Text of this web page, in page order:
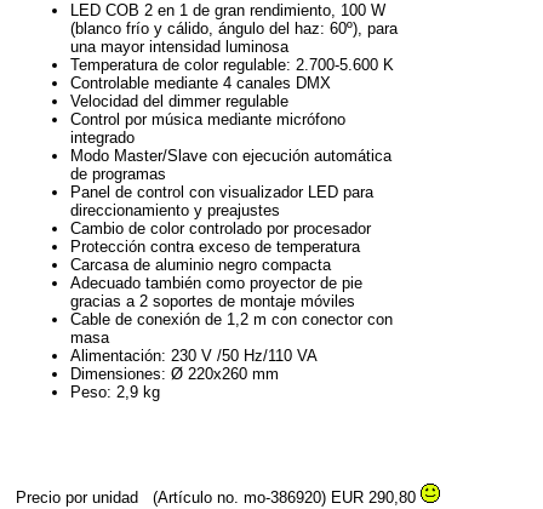
LED COB 2 en 1 de gran rendimiento, 100 W
(blanco frío y cálido, ángulo del haz: 60º), para
una mayor intensidad luminosa
Temperatura de color regulable: 2.700-5.600 K
Controlable mediante 4 canales DMX
Velocidad del dimmer regulable
Control por música mediante micrófono
integrado
Modo Master/Slave con ejecución automática
de programas
Panel de control con visualizador LED para
direccionamiento y preajustes
Cambio de color controlado por procesador
Protección contra exceso de temperatura
Carcasa de aluminio negro compacta
Adecuado también como proyector de pie
gracias a 2 soportes de montaje móviles
Cable de conexión de 1,2 m con conector con
masa
Alimentación: 230 V /50 Hz/110 VA
Dimensiones: Ø 220x260 mm
Peso: 2,9 kg
Precio por unidad (Artículo no. mo-386920) EUR 290,80